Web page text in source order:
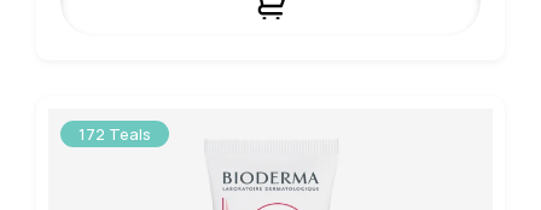
172 Teals